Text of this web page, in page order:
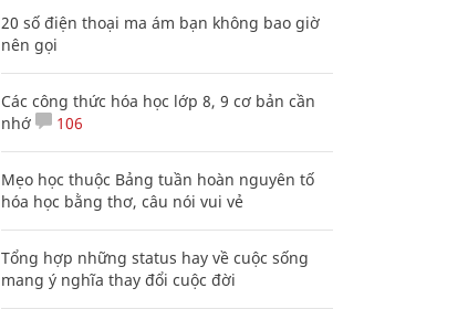
20 số điện thoại ma ám bạn không bao giờ
nên gọi
Các công thức hóa học lớp 8, 9 cơ bản cần
nhớ
106
Mẹo học thuộc Bảng tuần hoàn nguyên tố
hóa học bằng thơ, câu nói vui vẻ
Tổng hợp những status hay về cuộc sống
mang ý nghĩa thay đổi cuộc đời